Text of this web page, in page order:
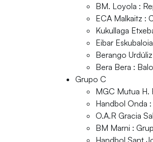
BM. Loyola :
ECA Malkaitz :
Kukullaga
Eibar
Berango
Bera Bera :
Grupo C
MGC Mutua H.
Handbol Onda
O.A.R Gracia
BM Marni :
Handbol Sant